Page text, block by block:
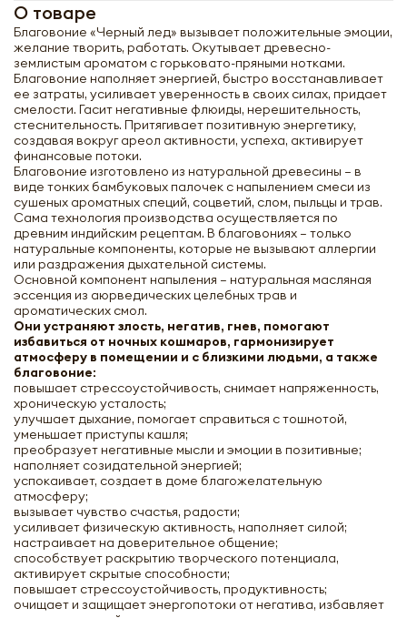
О товаре
Благовоние «Черный лед» вызывает положительные эмоции,
желание творить, работать. Окутывает древесно-
землистым ароматом с горьковато-пряными нотками.
Благовоние наполняет энергией, быстро восстанавливает
ее затраты, усиливает уверенность в своих силах, придает
смелости. Гасит негативные флюиды, нерешительность,
стеснительность. Притягивает позитивную энергетику,
создавая вокруг ареол активности, успеха, активирует
финансовые потоки.
Благовоние изготовлено из натуральной древесины – в
виде тонких бамбуковых палочек с напылением смеси из
сушеных ароматных специй, соцветий, слом, пыльцы и трав.
Сама технология производства осуществляется по
древним индийским рецептам. В благовониях – только
натуральные компоненты, которые не вызывают аллергии
или раздражения дыхательной системы.
Основной компонент напыления – натуральная масляная
эссенция из аюрведических целебных трав и
ароматических смол.
Они устраняют злость, негатив, гнев, помогают
избавиться от ночных кошмаров, гармонизирует
атмосферу в помещении и с близкими людьми, а также
благовоние:
повышает стрессоустойчивость, снимает напряженность,
хроническую усталость;
улучшает дыхание, помогает справиться с тошнотой,
уменьшает приступы кашля;
преобразует негативные мысли и эмоции в позитивные;
наполняет созидательной энергией;
успокаивает, создает в доме благожелательную
атмосферу;
вызывает чувство счастья, радости;
усиливает физическую активность, наполняет силой;
настраивает на доверительное общение;
способствует раскрытию творческого потенциала,
активирует скрытые способности;
повышает стрессоустойчивость, продуктивность;
очищает и защищает энергопотоки от негатива, избавляет